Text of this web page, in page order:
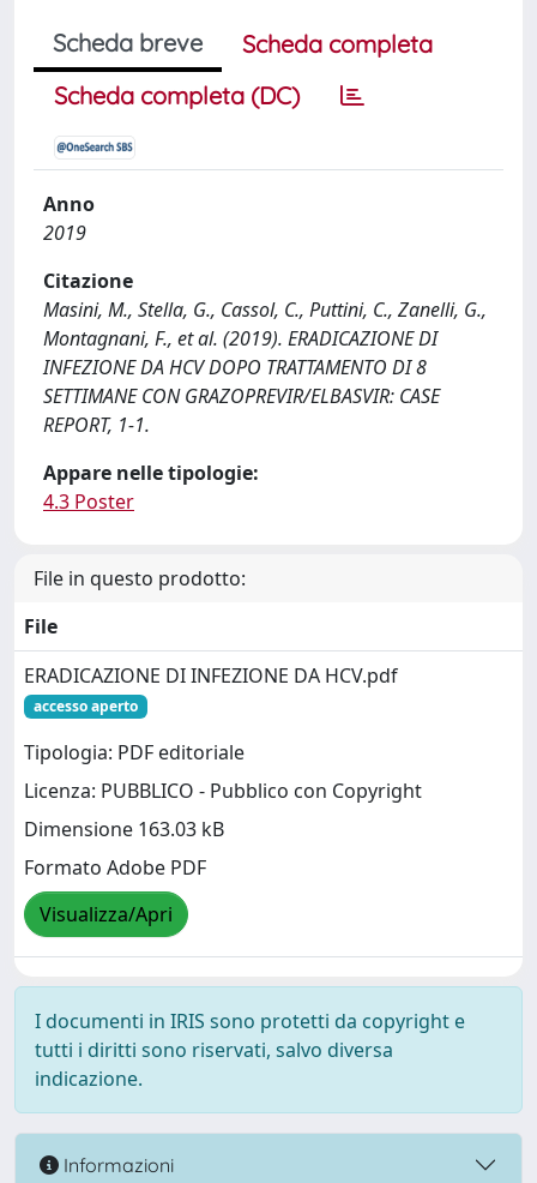
Scheda breve
Scheda completa
Scheda completa (DC)
Anno
2019
Citazione
Masini, M., Stella, G., Cassol, C., Puttini, C., Zanelli, G.,
Montagnani, F., et al. (2019). ERADICAZIONE DI
INFEZIONE DA HCV DOPO TRATTAMENTO DI 8
SETTIMANE CON GRAZOPREVIR/ELBASVIR: CASE
REPORT, 1-1.
Appare nelle tipologie:
4.3 Poster
File in questo prodotto:
File
ERADICAZIONE DI INFEZIONE DA HCV.pdf
accesso aperto
Tipologia: PDF editoriale
Licenza: PUBBLICO - Pubblico con Copyright
Dimensione 163.03 kB
Formato Adobe PDF
Visualizza/Apri
I documenti in IRIS sono protetti da copyright e
tutti i diritti sono riservati, salvo diversa
indicazione.
Informazioni